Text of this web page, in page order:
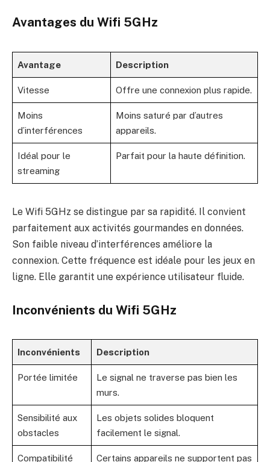
Avantages du Wifi 5GHz
Avantage Description
Vitesse Offre une connexion plus rapide.
Moins
d’interférences
Moins saturé par d’autres
appareils.
Idéal pour le
streaming
Parfait pour la haute définition.
Le Wifi 5GHz se distingue par sa rapidité. Il convient
parfaitement aux activités gourmandes en données.
Son faible niveau d’interférences améliore la
connexion. Cette fréquence est idéale pour les jeux en
ligne. Elle garantit une expérience utilisateur fluide.
Inconvénients du Wifi 5GHz
Inconvénients Description
Portée limitée
Le signal ne traverse pas bien les
murs.
Sensibilité aux
obstacles
Les objets solides bloquent
facilement le signal.
Compatibilité
Certains appareils ne supportent pas